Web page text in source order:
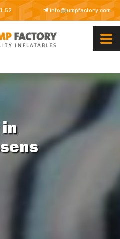
52 info@jumpfactory.com